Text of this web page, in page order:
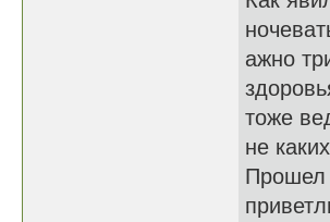
ажно
тоже
не
Прошел